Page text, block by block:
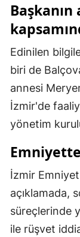
Edinilen
biri de
annesi
İzmir'de
yönetim
İzmir
açıklamada,
süreçlerinde
ile rüşvet